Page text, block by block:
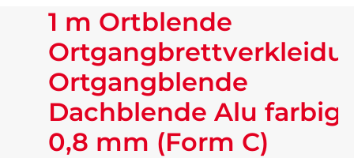
1 m Ortblende
Ortgangblende
Dachblende Alu farbig
0,8 mm (Form C)